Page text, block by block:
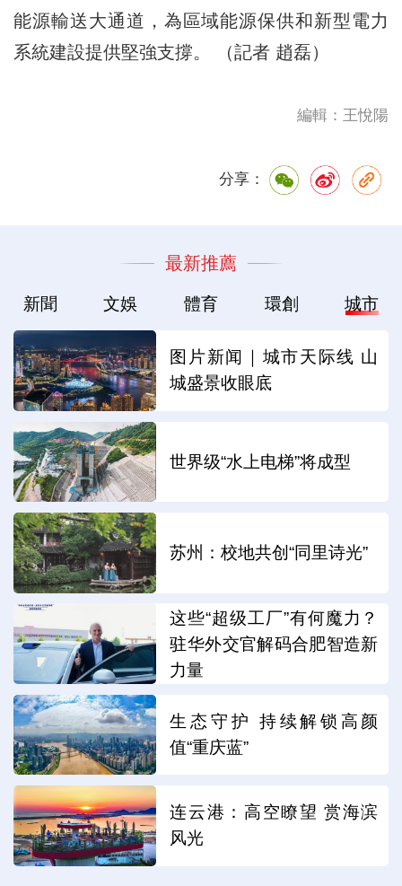
能源輸送大通道，為區域能源保供和新型電力
系統建設提供堅強支撐。 （記者 趙磊）
編輯：王悅陽
分享：
最新推薦
新聞 文娛 體育 環創 城市
图片新闻｜城市天际线 山
城盛景收眼底
世界级“水上电梯”将成型
苏州：校地共创“同里诗光”
这些“超级工厂”有何魔力？
驻华外交官解码合肥智造新
力量
生态守护 持续解锁高颜
值“重庆蓝”
连云港：高空瞭望 赏海滨
风光